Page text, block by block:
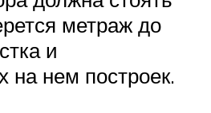
метраж до
и
на нем построек.